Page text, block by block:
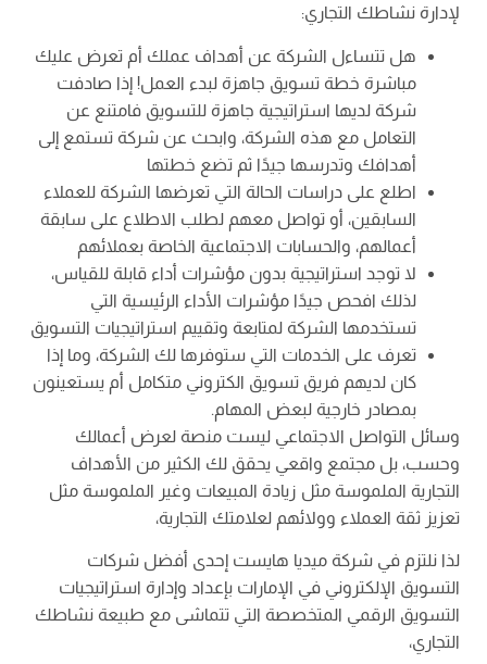
لإدارة نشاطك التجاري:
هل تتساءل الشركة عن أهداف عملك أم تعرض عليك
مباشرة خطة تسويق جاهزة لبدء العمل! إذا صادفت
شركة لديها استراتيجية جاهزة للتسويق فامتنع عن
التعامل مع هذه الشركة، وابحث عن شركة تستمع إلى
أهدافك وتدرسها جيدًا ثم تضع خطتها
اطلع على دراسات الحالة التي تعرضها الشركة للعملاء
السابقين، أو تواصل معهم لطلب الاطلاع على سابقة
أعمالهم، والحسابات الاجتماعية الخاصة بعملائهم
لا توجد استراتيجية بدون مؤشرات أداء قابلة للقياس،
لذلك افحص جيدًا مؤشرات الأداء الرئيسية التي
تستخدمها الشركة لمتابعة وتقييم استراتيجيات التسويق
تعرف على الخدمات التي ستوفرها لك الشركة، وما إذا
كان لديهم فريق تسويق الكتروني متكامل أم يستعينون
بمصادر خارجية لبعض المهام.
وسائل التواصل الاجتماعي ليست منصة لعرض أعمالك
وحسب، بل مجتمع واقعي يحقق لك الكثير من الأهداف
التجارية الملموسة مثل زيادة المبيعات وغير الملموسة مثل
تعزيز ثقة العملاء وولائهم لعلامتك التجارية،
لذا نلتزم في شركة ميديا هايست إحدى أفضل شركات
التسويق الإلكتروني في الإمارات بإعداد وإدارة استراتيجيات
التسويق الرقمي المتخصصة التي تتماشى مع طبيعة نشاطك
التجاري،